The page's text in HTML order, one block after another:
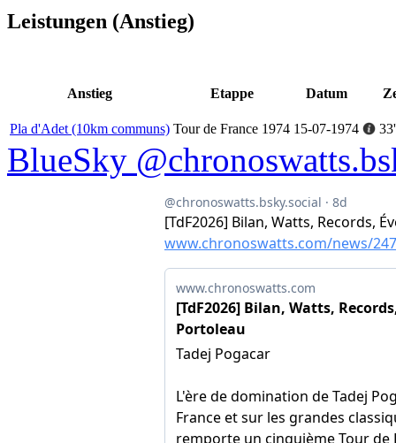
Leistungen (Anstieg)
Anstieg Etappe Datum
Pla d'Adet (10km communs) Tour de France 1974 15-07-1974
BlueSky